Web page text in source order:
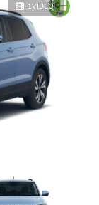
1VIDEO